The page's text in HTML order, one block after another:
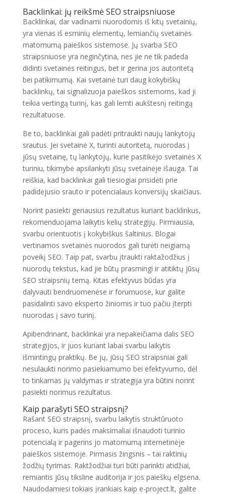
Backlinkai: jų reikšmė SEO straipsniuose
Backlinkai, dar vadinami nuorodomis iš kitų svetainių,
yra vienas iš esminių elementų, lemiančių svetainės
matomumą paieškos sistemose. Jų svarba SEO
straipsniuose yra neginčytina, nes jie ne tik padeda
didinti svetainės reitingus, bet ir gerina jos autoritetą
bei patikimumą. Kai svetainė turi daug kokybiškų
backlinkų, tai signalizuoja paieškos sistemoms, kad ji
teikia vertingą turinį, kas gali lemti aukštesnį reitingą
rezultatuose.
Be to, backlinkai gali padėti pritraukti naujų lankytojų
srautus. Jei svetainė X, turinti autoritetą, nuorodas į
jūsų svetainę, tų lankytojų, kurie pasitikėjo svetainės X
turiniu, tikimybė apsilankyti jūsų svetainėje išauga. Tai
reiškia, kad backlinkai gali tiesiogiai prisidėti prie
padidėjusio srauto ir potencialaus konversijų skaičiaus.
Norint pasiekti geriausius rezultatus kuriant backlinkus,
rekomenduojama laikytis kelių strategijų. Pirmiausia,
svarbu orientuotis į kokybiškus šaltinius. Blogai
vertinamos svetainės nuorodos gali turėti neigiamą
poveikį SEO. Taip pat, svarbu įtraukti raktažodžius į
nuorodų tekstus, kad jie būtų prasmingi ir atitiktų jūsų
SEO straipsnių temą. Kitas efektyvus būdas yra
dalyvauti bendruomenėse ir forumuose, kur galite
pasidalinti savo eksperto žiniomis ir tuo pačiu įterpti
nuorodas į savo turinį.
Apibendrinant, backlinkai yra nepakeičiama dalis SEO
strategijos, ir juos kuriant labai svarbu laikytis
išmintingų praktikų. Be jų, jūsų SEO straipsniai gali
nesulaukti norimo pasiekiamumo bei efektyvumo, dėl
to tinkamas jų valdymas ir strategija yra būtini norint
pasiekti norimus rezultatus.
Kaip parašyti SEO straipsnį?
Rašant SEO straipsnį, svarbu laikytis struktūruoto
proceso, kuris padės maksimaliai išnaudoti turinio
potencialą ir pagerins jo matomumą internetinėje
paieškos sistemoje. Pirmasis žingsnis – tai raktinių
žodžių tyrimas. Raktžodžiai turi būti parinkti atidžiai,
remiantis jūsų tiksline auditorija ir jos paieškų elgsena.
Naudodamiesi tokiais įrankiais kaip e-project.lt, galite